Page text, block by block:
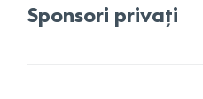
Sponsori privați